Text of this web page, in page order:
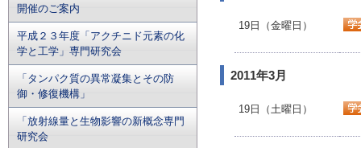
開催のご案内
平成２３年度「アクチニド元素の化
学と工学」専門研究会
「タンパク質の異常凝集とその防
御・修復機構」
「放射線量と生物影響の新概念専門
研究会
19日（金曜日）
2011年3月
19日（土曜日）